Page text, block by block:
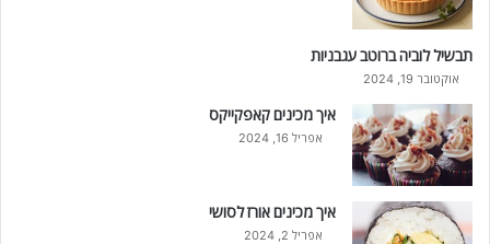
תבשיל לוביה ברוטב עגבניות
אוקטובר 19, 2024
איך מכינים קאפקייקס
אפריל 16, 2024
איך מכינים אורז לסושי
אפריל 2, 2024